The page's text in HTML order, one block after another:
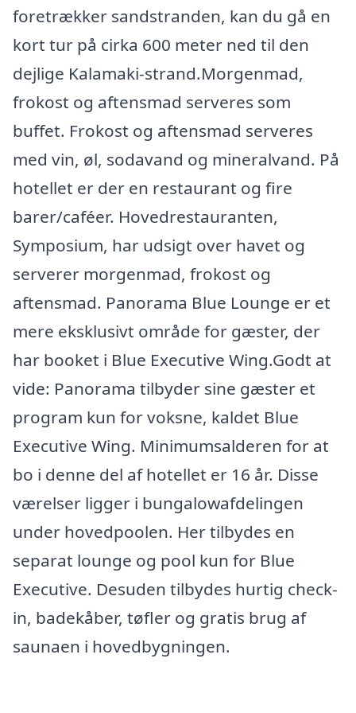
foretrækker sandstranden, kan du gå en
kort tur på cirka 600 meter ned til den
dejlige Kalamaki-strand.Morgenmad,
frokost og aftensmad serveres som
buffet. Frokost og aftensmad serveres
med vin, øl, sodavand og mineralvand. På
hotellet er der en restaurant og fire
barer/caféer. Hovedrestauranten,
Symposium, har udsigt over havet og
serverer morgenmad, frokost og
aftensmad. Panorama Blue Lounge er et
mere eksklusivt område for gæster, der
har booket i Blue Executive Wing.Godt at
vide: Panorama tilbyder sine gæster et
program kun for voksne, kaldet Blue
Executive Wing. Minimumsalderen for at
bo i denne del af hotellet er 16 år. Disse
værelser ligger i bungalowafdelingen
under hovedpoolen. Her tilbydes en
separat lounge og pool kun for Blue
Executive. Desuden tilbydes hurtig check-
in, badekåber, tøfler og gratis brug af
saunaen i hovedbygningen.